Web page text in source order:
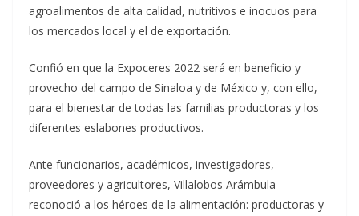
agroalimentos de alta calidad, nutritivos e inocuos para
los mercados local y el de exportación.
Confió en que la Expoceres 2022 será en beneficio y
provecho del campo de Sinaloa y de México y, con ello,
para el bienestar de todas las familias productoras y los
diferentes eslabones productivos.
Ante funcionarios, académicos, investigadores,
proveedores y agricultores, Villalobos Arámbula
reconoció a los héroes de la alimentación: productoras y